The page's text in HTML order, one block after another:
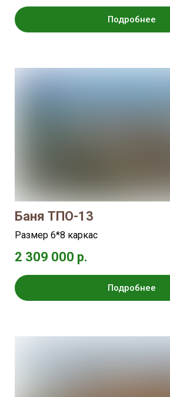
Подробнее
Баня ТПО-13
Размер 6*8 каркас
2 309 000 р.
Подробнее